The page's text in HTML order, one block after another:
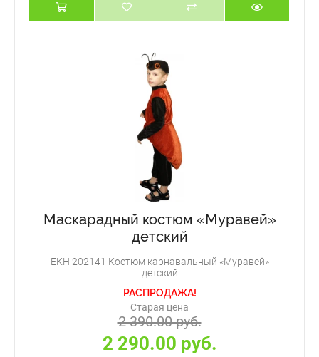
Маскарадный костюм «Муравей»
детский
ЕКН 202141 Костюм карнавальный «Муравей»
детский
РАСПРОДАЖА!
Старая цена
2 390.00 руб.
2 290.00 руб.